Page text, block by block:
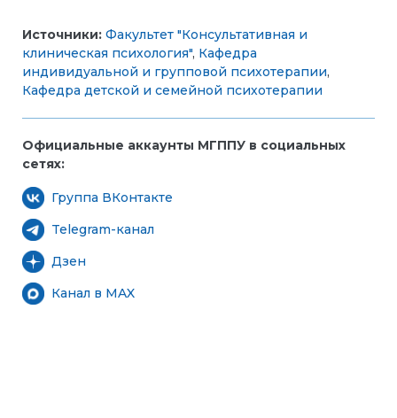
Источники: Факультет "Консультативная и
клиническая психология", Кафедра
индивидуальной и групповой психотерапии,
Кафедра детской и семейной психотерапии
Официальные аккаунты МГППУ в социальных
сетях:
Группа ВКонтакте
Telegram-канал
Дзен
Канал в MAX